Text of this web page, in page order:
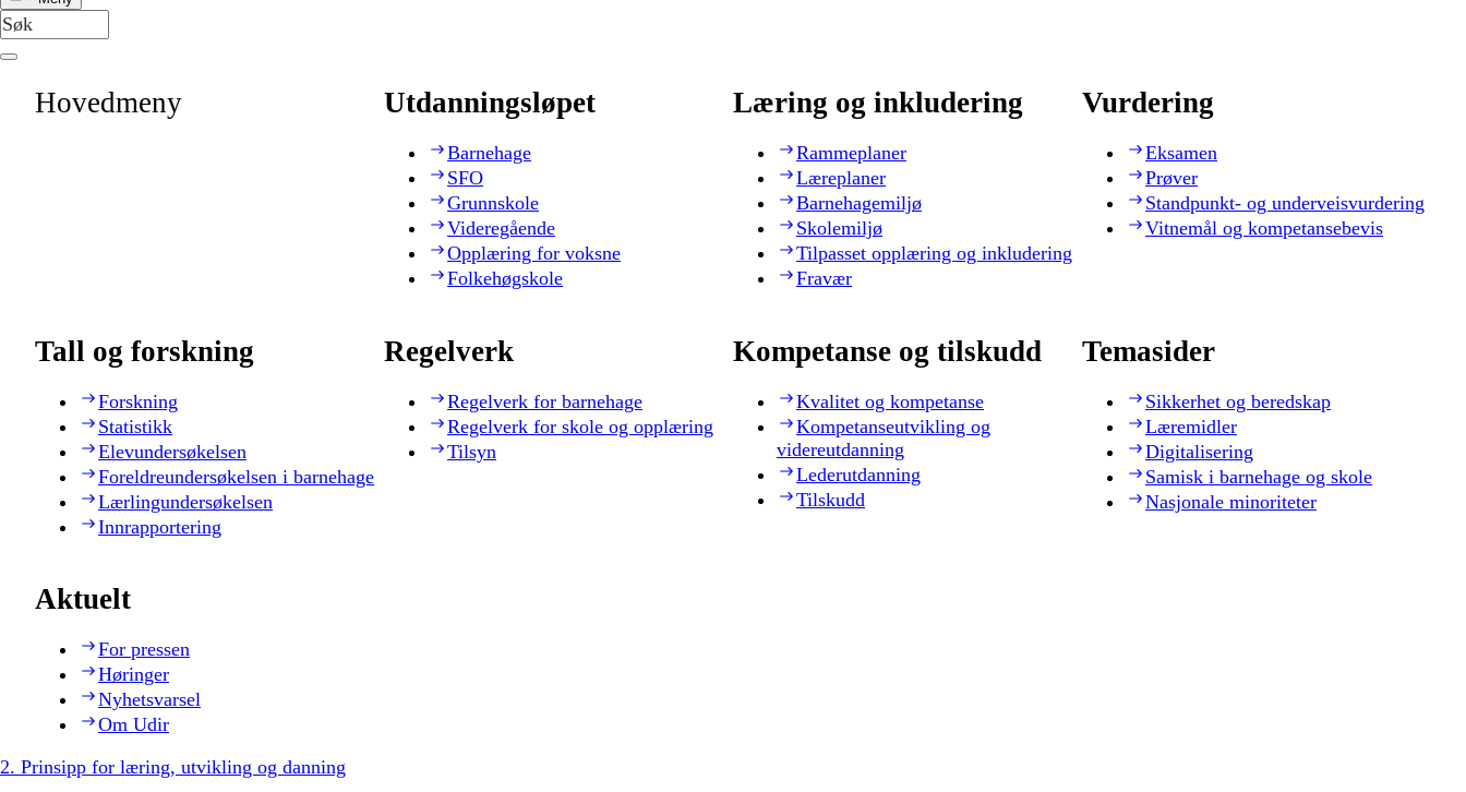
Hovedmeny Utdanningsløpet
Barnehage
SFO
Grunnskole
Videregående
Opplæring for voksne
Folkehøgskole
Læring og inkludering
Rammeplaner
Læreplaner
Barnehagemiljø
Skolemiljø
Tilpasset opplæring og inkludering
Fravær
Vurdering
Eksamen
Prøver
Standpunkt- og underveisvurdering
Vitnemål og kompetansebevis
Tall og forskning
Forskning
Statistikk
Elevundersøkelsen
Foreldreundersøkelsen i barnehage
Lærlingundersøkelsen
Innrapportering
Regelverk
Regelverk for barnehage
Regelverk for skole og opplæring
Tilsyn
Kompetanse og tilskudd
Kvalitet og kompetanse
Kompetanseutvikling og
videreutdanning
Lederutdanning
Tilskudd
Temasider
Sikkerhet og beredskap
Læremidler
Digitalisering
Samisk i barnehage og skole
Nasjonale minoriteter
Aktuelt
For pressen
Høringer
Nyhetsvarsel
Om Udir
2. Prinsipp for læring, utvikling og danning